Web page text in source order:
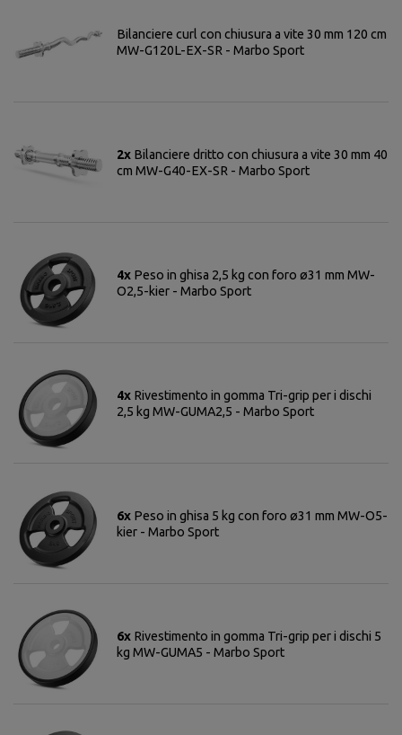
Bilanciere curl con chiusura a vite 30 mm 120 cm
MW-G120L-EX-SR - Marbo Sport
2x Bilanciere dritto con chiusura a vite 30 mm 40
cm MW-G40-EX-SR - Marbo Sport
4x Peso in ghisa 2,5 kg con foro ø31 mm MW-
O2,5-kier - Marbo Sport
4x Rivestimento in gomma Tri-grip per i dischi
2,5 kg MW-GUMA2,5 - Marbo Sport
6x Peso in ghisa 5 kg con foro ø31 mm MW-O5-
kier - Marbo Sport
6x Rivestimento in gomma Tri-grip per i dischi 5
kg MW-GUMA5 - Marbo Sport